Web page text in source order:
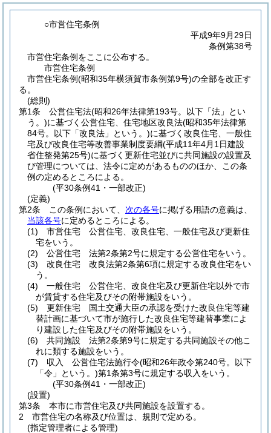
○市営住宅条例
平成9年9月29日
条例第38号
市営住宅条例をここに公布する。
市営住宅条例
市営住宅条例(昭和35年横須賀市条例第9号)の全部を改正す
る。
(総則)
第1条
公営住宅法(昭和26年法律第193号。以下「法」とい
う。)に基づく公営住宅、住宅地区改良法(昭和35年法律第
84号。以下「改良法」という。)に基づく改良住宅、一般住
宅及び改良住宅等改善事業制度要綱(平成11年4月1日建設
省住整発第25号)に基づく更新住宅並びに共同施設の設置及
び管理については、法令に定めがあるもののほか、この条
例の定めるところによる。
(平30条例41・一部改正)
(定義)
第2条
この条例において、 次の各号に掲げる用語の意義は、
当該各号に定めるところによる。
(1)
市営住宅 公営住宅、改良住宅、一般住宅及び更新住
宅をいう。
(2)
公営住宅 法第2条第2号に規定する公営住宅をいう。
(3)
改良住宅 改良法第2条第6項に規定する改良住宅をい
う。
(4)
一般住宅 公営住宅、改良住宅及び更新住宅以外で市
が賃貸する住宅及びその附帯施設をいう。
(5)
更新住宅 国土交通大臣の承認を受けた改良住宅等建
替計画に基づいて市が施行した改良住宅等建替事業によ
り建設した住宅及びその附帯施設をいう。
(6)
共同施設 法第2条第9号に規定する共同施設その他こ
れに類する施設をいう。
(7)
収入 公営住宅法施行令(昭和26年政令第240号。以下
「令」という。)第1条第3号に規定する収入をいう。
(平30条例41・一部改正)
(設置)
第3条
本市に市営住宅及び共同施設を設置する。
2
市営住宅の名称及び位置は、規則で定める。
(指定管理者による管理)